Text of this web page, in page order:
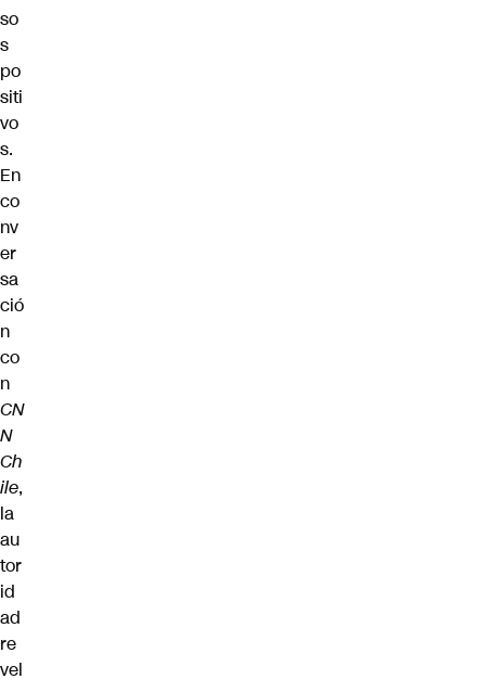
so
s
po
siti
vo
s.
En
co
nv
er
sa
ció
n
co
n
CN
N
Ch
ile,
la
au
tor
id
ad
re
vel